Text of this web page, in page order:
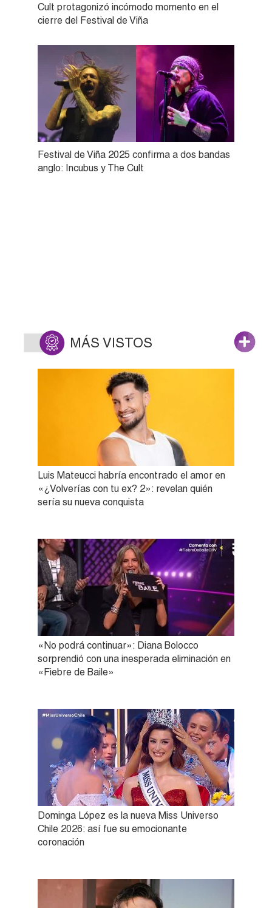
Cult protagonizó incómodo momento en el
cierre del Festival de Viña
Festival de Viña 2025 confirma a dos bandas
anglo: Incubus y The Cult
MÁS VISTOS
Luis Mateucci habría encontrado el amor en
«¿Volverías con tu ex? 2»: revelan quién
sería su nueva conquista
«No podrá continuar»: Diana Bolocco
sorprendió con una inesperada eliminación en
«Fiebre de Baile»
Dominga López es la nueva Miss Universo
Chile 2026: así fue su emocionante
coronación